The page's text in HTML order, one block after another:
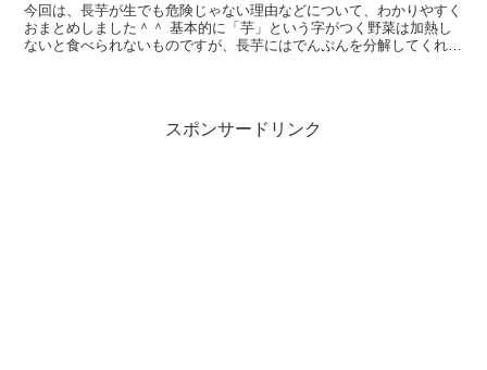
今回は、長芋が生でも危険じゃない理由などについて、わかりやすく
おまとめしました＾＾ 基本的に「芋」という字がつく野菜は加熱し
ないと食べられないものですが、長芋にはでんぷんを分解してくれる
スポンサードリンク